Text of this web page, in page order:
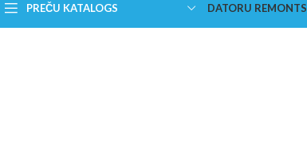
PREČU KATALOGS DATORU REMONTS